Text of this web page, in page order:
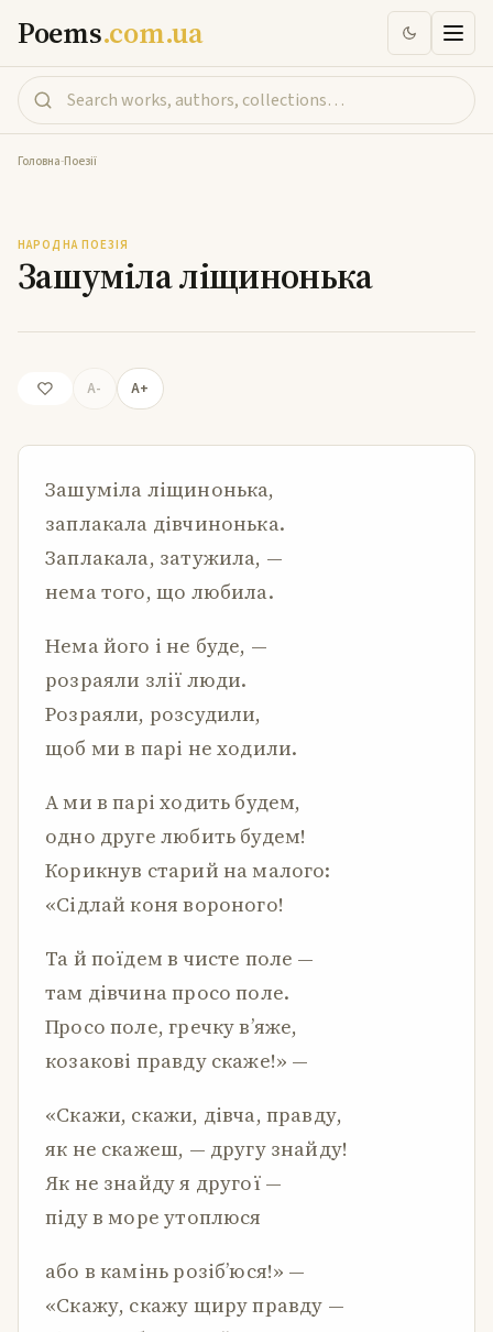
Poems.com.ua
Головна-Поезії
НАРОДНА ПОЕЗІЯ
Зашуміла ліщинонька
A- A+
Зашуміла ліщинонька,
заплакала дівчинонька.
Заплакала, затужила, —
нема того, що любила.
Нема його і не буде, —
розраяли злії люди.
Розраяли, розсудили,
щоб ми в парі не ходили.
А ми в парі ходить будем,
одно друге любить будем!
Корикнув старий на малого:
«Сідлай коня вороного!
Та й поїдем в чисте поле —
там дівчина просо поле.
Просо поле, гречку в’яже,
козакові правду скаже!» —
«Скажи, скажи, дівча, правду,
як не скажеш, — другу знайду!
Як не знайду я другої —
піду в море утоплюся
або в камінь розіб’юся!» —
«Скажу, скажу щиру правду —